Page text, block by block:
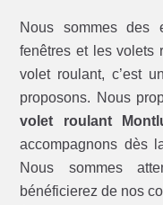
Nous sommes des
fenêtres et les volets
volet roulant, c’est
proposons. Nous
volet roulant
accompagnons dès
Nous sommes
bénéficierez de nos